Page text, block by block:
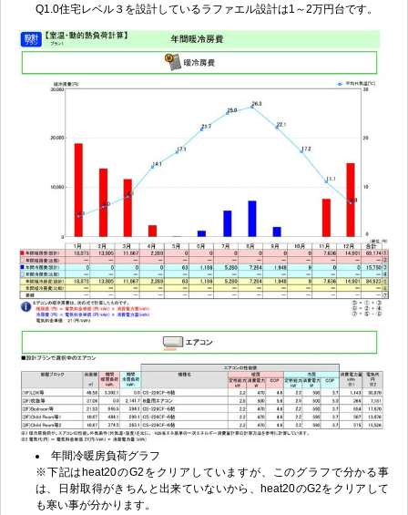
Q1.0住宅レベル３を設計しているラファエル設計は1～2万円台です。
年間冷暖房負荷グラフ
※下記はheat20のG2をクリアしていますが、このグラフで分かる事
は、日射取得がきちんと出来ていないから、heat20のG2をクリアして
も寒い事が分かります。